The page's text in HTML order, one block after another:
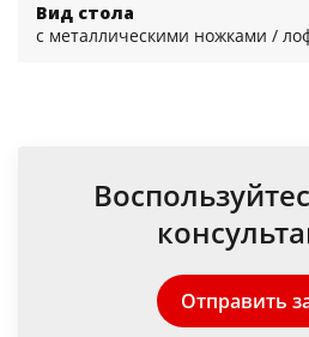
Вид стола
с металлическими ножками /
Отправить